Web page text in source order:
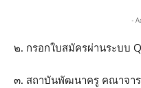
-
๒. กรอกใบสมัครผ่านระบบ
๓. สถาบันพัฒนาครู คณาจา